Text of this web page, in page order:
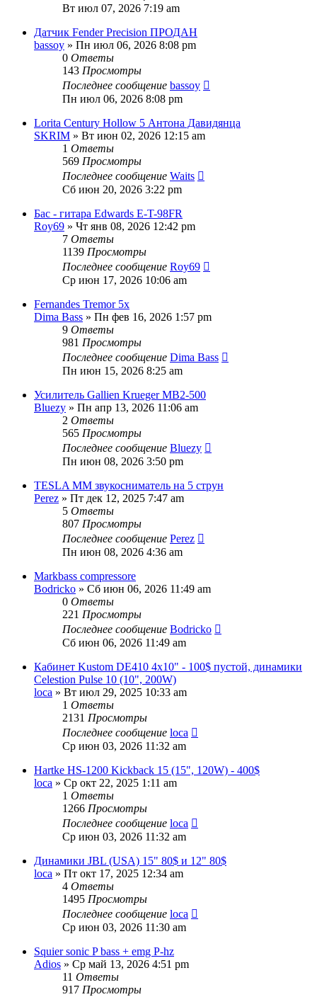
Вт июл 07, 2026 7:19 am
Датчик Fender Precision ПРОДАН
bassoy » Пн июл 06, 2026 8:08 pm
0 Ответы
143 Просмотры
Последнее сообщение bassoy
Пн июл 06, 2026 8:08 pm
Lorita Century Hollow 5 Антона Давидянца
SKRIM » Вт июн 02, 2026 12:15 am
1 Ответы
569 Просмотры
Последнее сообщение Waits
Сб июн 20, 2026 3:22 pm
Бас - гитара Edwards E-T-98FR
Roy69 » Чт янв 08, 2026 12:42 pm
7 Ответы
1139 Просмотры
Последнее сообщение Roy69
Ср июн 17, 2026 10:06 am
Fernandes Tremor 5x
Dima Bass » Пн фев 16, 2026 1:57 pm
9 Ответы
981 Просмотры
Последнее сообщение Dima Bass
Пн июн 15, 2026 8:25 am
Усилитель Gallien Krueger MB2-500
Bluezy » Пн апр 13, 2026 11:06 am
2 Ответы
565 Просмотры
Последнее сообщение Bluezy
Пн июн 08, 2026 3:50 pm
TESLA MM звукосниматель на 5 струн
Perez » Пт дек 12, 2025 7:47 am
5 Ответы
807 Просмотры
Последнее сообщение Perez
Пн июн 08, 2026 4:36 am
Markbass compressore
Bodricko » Сб июн 06, 2026 11:49 am
0 Ответы
221 Просмотры
Последнее сообщение Bodricko
Сб июн 06, 2026 11:49 am
Кабинет Kustom DE410 4x10" - 100$ пустой, динамики
Celestion Pulse 10 (10", 200W)
loca » Вт июл 29, 2025 10:33 am
1 Ответы
2131 Просмотры
Последнее сообщение loca
Ср июн 03, 2026 11:32 am
Hartke HS-1200 Kickback 15 (15", 120W) - 400$
loca » Ср окт 22, 2025 1:11 am
1 Ответы
1266 Просмотры
Последнее сообщение loca
Ср июн 03, 2026 11:32 am
Динамики JBL (USA) 15" 80$ и 12" 80$
loca » Пт окт 17, 2025 12:34 am
4 Ответы
1495 Просмотры
Последнее сообщение loca
Ср июн 03, 2026 11:30 am
Squier sonic P bass + emg P-hz
Adios » Ср май 13, 2026 4:51 pm
11 Ответы
917 Просмотры